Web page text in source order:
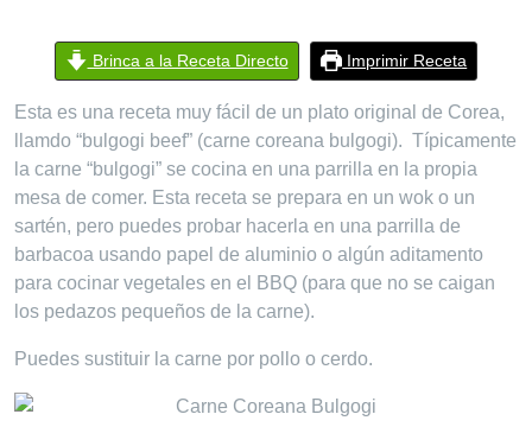
Brinca a la Receta Directo Imprimir Receta
Esta es una receta muy fácil de un plato original de Corea,
llamdo “bulgogi beef” (carne coreana bulgogi). Típicamente
la carne “bulgogi” se cocina en una parrilla en la propia
mesa de comer. Esta receta se prepara en un wok o un
sartén, pero puedes probar hacerla en una parrilla de
barbacoa usando papel de aluminio o algún aditamento
para cocinar vegetales en el BBQ (para que no se caigan
los pedazos pequeños de la carne).
Puedes sustituir la carne por pollo o cerdo.